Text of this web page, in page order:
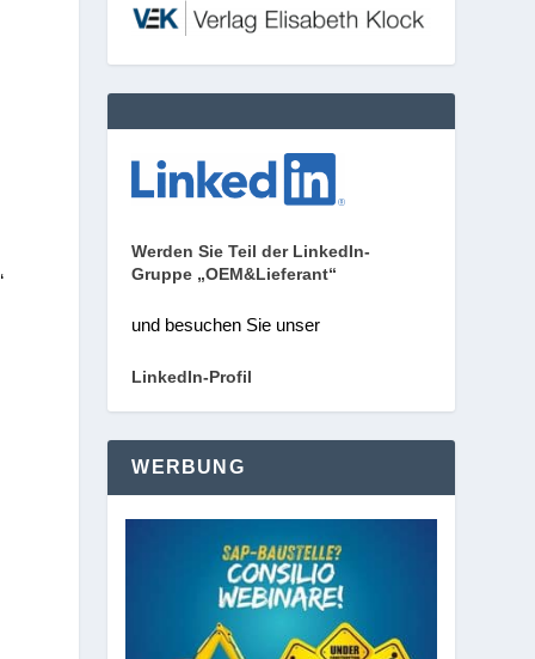
Werden Sie Teil der LinkedIn-
Gruppe „OEM&Lieferant“
und besuchen Sie unser
LinkedIn-Profil
WERBUNG